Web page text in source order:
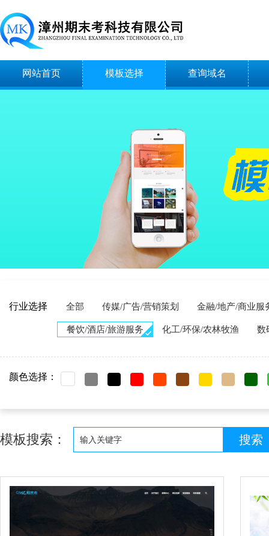
网站首页 模板选择 查询域名
行业选择 全部 传媒/广告/营销策划 金融/地产/商业服
餐饮/酒店/旅游服务 化工/环保/农林牧渔 数
颜色选择：
模板搜索：